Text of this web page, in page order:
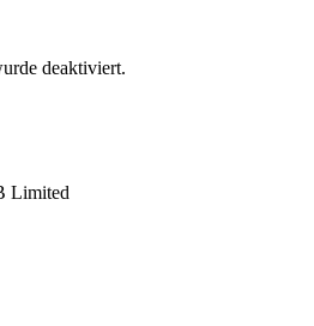
deaktiviert.
Limited